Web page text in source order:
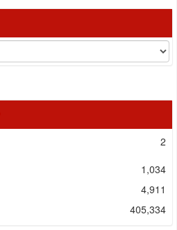
2
1,034
4,911
405,334